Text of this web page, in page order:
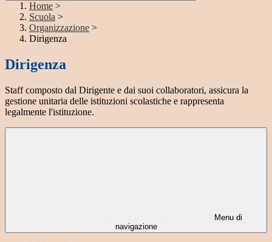
Home >
Scuola >
Organizzazione >
Dirigenza
Dirigenza
Staff composto dal Dirigente e dai suoi collaboratori, assicura la
gestione unitaria delle istituzioni scolastiche e rappresenta
legalmente l'istituzione.
Menu di
navigazione